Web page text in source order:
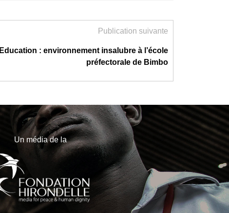
Publication suivante
Education : environnement insalubre à l’école
préfectorale de Bimbo
Un média de la